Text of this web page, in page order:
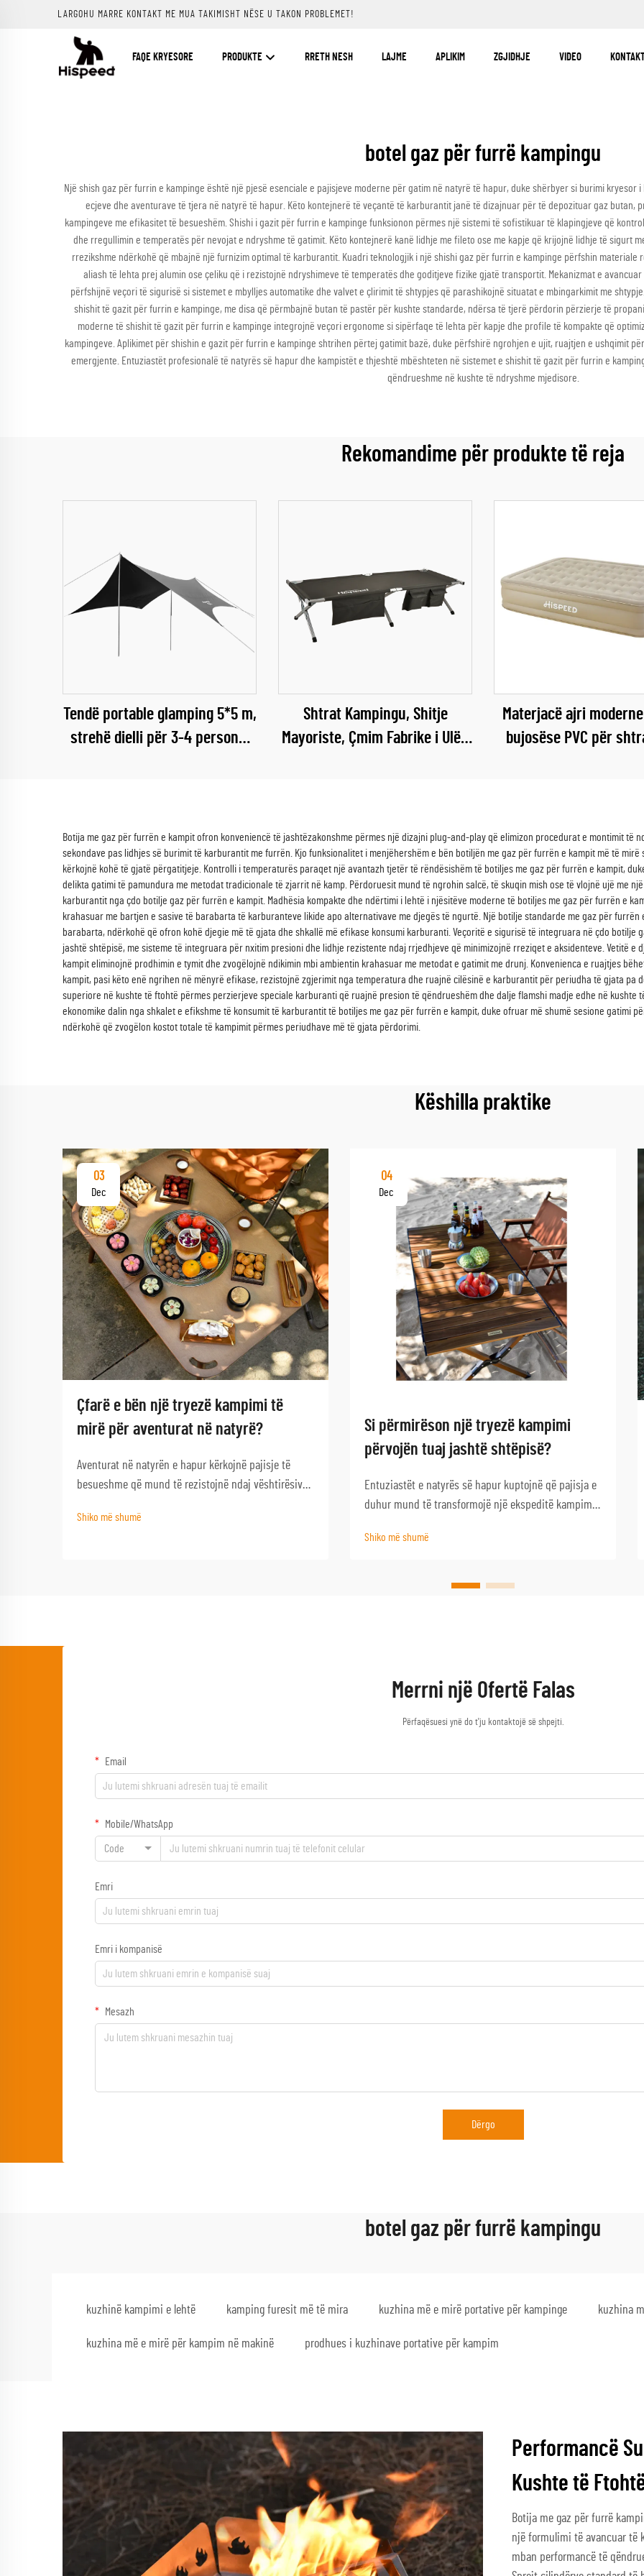
LARGOHU MARRE KONTAKT ME MUA TAKIMISHT NËSE U TAKON PROBLEMET!
FAQE KRYESORE PRODUKTE RRETH NESH LAJME APLIKIM ZGJIDHJE VIDEO
botel gaz për furrë kampingu
Një shish gaz për furrin e kampinge është një pjesë esenciale e pajisjeve moderne për gatim në natyrë të hapur, duke shërbyer si burimi
ecjeve dhe aventurave të tjera në natyrë të hapur. Këto kontejnerë të veçantë të karburantit janë të dizajnuar për të depozituar gaz butan,
kampingeve me efikasitet të besueshëm. Shishi i gazit për furrin e kampinge funksionon përmes një sistemi të sofistikuar të klapingjeve që
dhe rregullimin e temperatës për nevojat e ndryshme të gatimit. Këto kontejnerë kanë lidhje me fileto ose me kapje që krijojnë lidhje të sigurt
rrezikshme ndërkohë që mbajnë një furnizim optimal të karburantit. Kuadri teknologjik i një shishi gaz për furrin e kampinge përfshin
aliash të lehta prej alumin ose çeliku që i rezistojnë ndryshimeve të temperatës dhe goditjeve fizike gjatë transportit. Mekanizmat e
përfshijnë veçori të sigurisë si sistemet e mbylljes automatike dhe valvet e çlirimit të shtypjes që parashikojnë situatat e mbingarkimit me
shishit të gazit për furrin e kampinge, me disa që përmbajnë butan të pastër për kushte standarde, ndërsa të tjerë përdorin përzierje të
moderne të shishit të gazit për furrin e kampinge integrojnë veçori ergonome si sipërfaqe të lehta për kapje dhe profile të kompakte që
kampingeve. Aplikimet për shishin e gazit për furrin e kampinge shtrihen përtej gatimit bazë, duke përfshirë ngrohjen e ujit, ruajtjen e ushqimit
emergjente. Entuziastët profesionalë të natyrës së hapur dhe kampistët e thjeshtë mbështeten në sistemet e shishit të gazit për furrin e
qëndrueshme në kushte të ndryshme mjedisore.
Rekomandime për produkte të reja
Tendë portable glamping 5*5 m,
strehë dielli për 3-4 persona,
Shtrat Kampingu, Shitje
Mayoriste, Çmim Fabrike i Ulët,
Materjacë ajri
bujosëse PVC për
dhomën e jetës ose
Botija me gaz për furrën e kampit ofron konveniencë të jashtëzakonshme përmes një dizajni plug-and-play që elimizon procedurat e montimit
sekondave pas lidhjes së burimit të karburantit me furrën. Kjo funksionalitet i menjëhershëm e bën botiljën me gaz për furrën e kampit më të
kërkojnë kohë të gjatë përgatitjeje. Kontrolli i temperaturës paraqet një avantazh tjetër të rëndësishëm të botiljes me gaz për furrën e kampit,
delikta gatimi të pamundura me metodat tradicionale të zjarrit në kamp. Përdoruesit mund të ngrohin salcë, të skuqin mish ose të vlojnë ujë me
karburantit nga çdo botilje gaz për furrën e kampit. Madhësia kompakte dhe ndërtimi i lehtë i njësitëve moderne të botiljes me gaz për furrën e
krahasuar me bartjen e sasive të barabarta të karburanteve likide apo alternativave me djegës të ngurtë. Një botilje standarde me gaz për
barabarta, ndërkohë që ofron kohë djegie më të gjata dhe shkallë më efikase konsumi karburanti. Veçoritë e sigurisë të integruara në çdo
jashtë shtëpisë, me sisteme të integruara për nxitim presioni dhe lidhje rezistente ndaj rrjedhjeve që minimizojnë rreziqet e aksidenteve. Vetitë
kampit eliminojnë prodhimin e tymit dhe zvogëlojnë ndikimin mbi ambientin krahasuar me metodat e gatimit me drunj. Konvenienca e ruajtjes
kampit, pasi këto enë ngrihen në mënyrë efikase, rezistojnë zgjerimit nga temperatura dhe ruajnë cilësinë e karburantit për periudha të gjata pa
superiore në kushte të ftohtë përmes perzierjeve speciale karburanti që ruajnë presion të qëndrueshëm dhe dalje flamshi madje edhe në
ekonomike dalin nga shkalet e efikshme të konsumit të karburantit të botiljes me gaz për furrën e kampit, duke ofruar më shumë sesione gatimi
ndërkohë që zvogëlon kostot totale të kampimit përmes periudhave më të gjata përdorimi.
Këshilla praktike
03
Dec
Çfarë e bën një tryezë kampimi të
mirë për aventurat në natyrë?
Aventurat në natyrën e hapur kërkojnë pajisje të
besueshme që mund të rezistojnë ndaj vështirësive
më së shumti. Një tryezë kampimi e mirë shërben si
Shiko më shumë
04
Dec
Si përmirëson një tryezë kampimi
përvojën tuaj jashtë shtëpisë?
Entuziastët e natyrës së hapur kuptojnë që pajisja e
duhur mund të transformojë një ekspeditë kampimi
pajisjet më të pabesuara është një tryezë kampimi e
aktivitetesh në natyrën e hapur...
Shiko më shumë
Merrni një Ofertë Falas
Përfaqësuesi ynë do t'ju kontaktojë së shpejti.
Email
Mobile/WhatsApp
Code
Emri
Emri i kompanisë
Mesazh
Dërgo
botel gaz për furrë kampingu
kuzhinë kampimi e lehtë kamping furesit më të mira kuzhina më e mirë portative për kampinge kuzhina
kuzhina më e mirë për kampim në makinë prodhues i kuzhinave portative për kampim
Performancë
Kushte të
Botija me gaz për furrë
një formulimi të avancuar të
mban performancë të